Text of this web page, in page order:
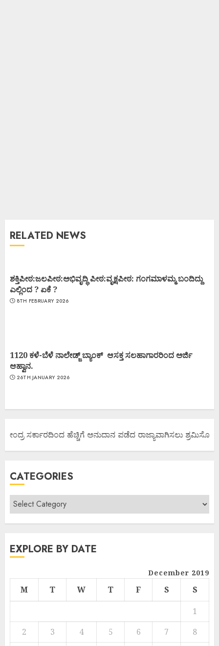
RELATED NEWS
ಶಕ್ತಿಪೀಠ:ಜಲಪೀಠ:ಅಭಿವೃದ್ಧಿ ಪೀಠ:ವೃಕ್ಷಪೀಠ: ಗಂಗಮಾಳಮ್ಮ ಬಂದಿದ್ದು
ಎಲ್ಲಿಂದ ? ಏಕೆ ?
8TH FEBRUARY 2026
1120 ಕಳೆ-ಬೆಳೆ ನಾಲೇಡ್ಜ್ ಬ್ಯಾಂಕ್ ಆಸಕ್ತ ಸಲಹಾಗಾರರಿಂದ ಅರ್ಜಿ
ಆಹ್ವಾನ.
26TH JANUARY 2026
ಸರ್ಕಾರದಿಂದ ಹೆಚ್ಚಿಗೆ ಅನುದಾನ ಪಡೆದ ರಾಜ್ಯಾವಾಗಿಸಲು ಶ್ರಮಿಸೋಣ
CATEGORIES
EXPLORE BY DATE
December 2019
M T W T F S
S
1
2
3 4 5 6 7
8